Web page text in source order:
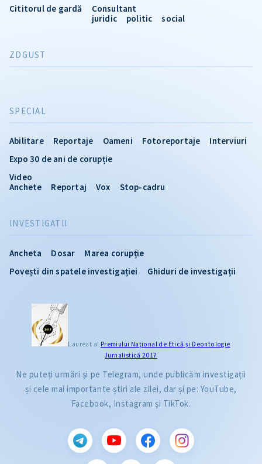
INVESTIGATII
Ancheta Dosar
Marea corupție
Povești din spatele investigației
Ghiduri de investigații
SPECIAL
Abilitare Reportaje Oameni Fotoreportaje
Interviuri
Expo 30 de ani de corupție
Video
Anchete
Reportaj Vox Stop-cadru
Cititorul de gardă
Consultant
juridic
politic social
ZDGUST
Laureat al Premiului Naţional de Etică și Deontologie
Jurnalistică 2017
Ne puteți urmări și pe Telegram, unde publicăm investigații
și cele mai importante știri ale zilei, dar și pe: YouTube,
Facebook, Instagram și TikTok.